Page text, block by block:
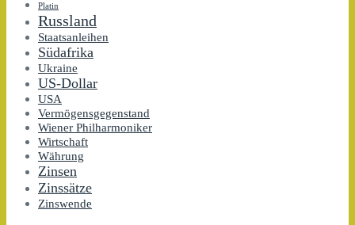
Platin
Russland
Staatsanleihen
Südafrika
Ukraine
US-Dollar
USA
Vermögensgegenstand
Wiener Philharmoniker
Wirtschaft
Währung
Zinsen
Zinssätze
Zinswende